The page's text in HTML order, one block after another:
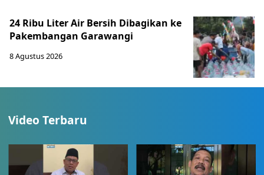
24 Ribu Liter Air Bersih Dibagikan ke
Pakembangan Garawangi
8 Agustus 2026
Video Terbaru